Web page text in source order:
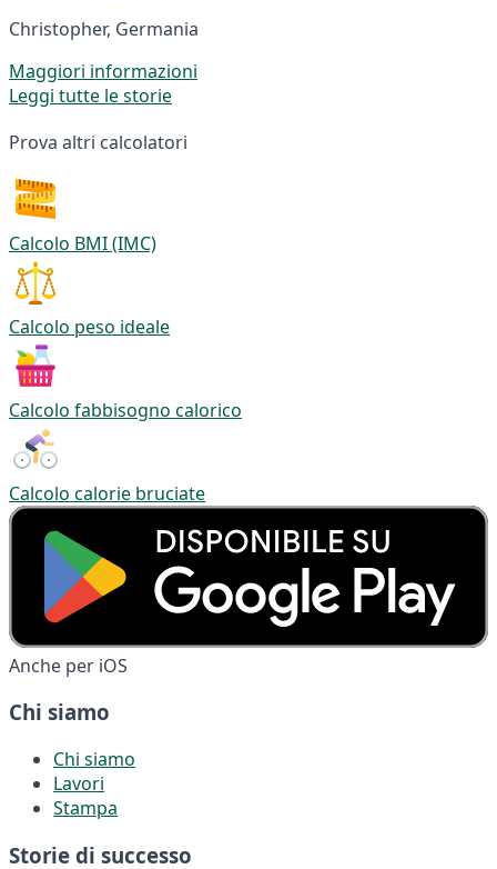
Christopher, Germania
Maggiori informazioni
Leggi tutte le storie
Prova altri calcolatori
Calcolo BMI (IMC)
Calcolo peso ideale
Calcolo fabbisogno calorico
Calcolo calorie bruciate
Anche per iOS
Chi siamo
Chi siamo
Lavori
Stampa
Storie di successo